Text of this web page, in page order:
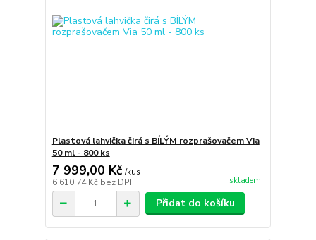
Plastová lahvička čirá s BÍLÝM rozprašovačem Via
50 ml - 800 ks
7 999,00 Kč /kus
6 610,74 Kč bez DPH skladem
Přidat do košíku